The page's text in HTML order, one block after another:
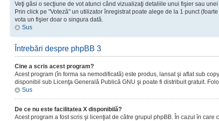
Veţi găsi o secţiune de vot atunci când vizualizaţi detaliile unui fişier sau
Prin click pe "Voteză" un utilizator înregistrat poate alege de la 1 punct
vota un fişier doar o singura dată.
Sus
Întrebări despre phpBB 3
Cine a scris acest program?
Acest program (în forma sa nemodificată) este produs, lansat şi aflat sub
disponibil sub Licenţa Generală Publică GNU şi poate fi distribuit gratuit.
Sus
De ce nu este facilitatea X disponibilă?
Acest program a fost scris şi licenţiat de către grupul phpBB. În cazul în care